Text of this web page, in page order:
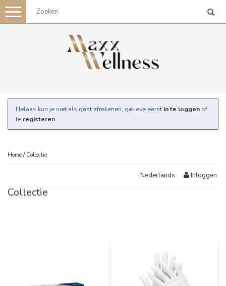
Toggle
navigation
Helaas kun je niet als gast afrekenen, gelieve eerst in te loggen of
te registeren.
Home / Collectie
Nederlands Inloggen
Collectie